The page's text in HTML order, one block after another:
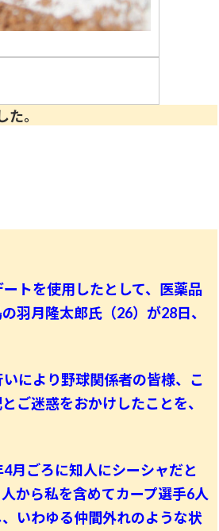
。
トを使用したとして、医薬品
羽月隆太郎氏（26）が28日、
により野球関係者の皆様、こ
ご迷惑をおかけしたことを、
月ごろに知人にシーシャだと
から私を含めてカープ選手6人
いわゆる仲間外れのような状